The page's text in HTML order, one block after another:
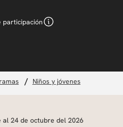
participación
niños y jóvenes
al 24 de octubre del 2026